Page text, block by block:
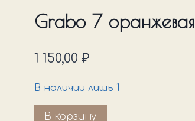
Grabo 7 оранжевая
1 150,00 ₽
В наличии лишь 1
Количество
В корзину